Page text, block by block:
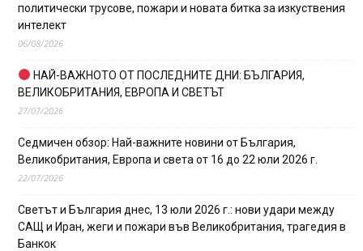
политически трусове, пожари и новата битка за изкуствения
интелект
06/08/2026
НАЙ-ВАЖНОТО ОТ ПОСЛЕДНИТЕ ДНИ: БЪЛГАРИЯ,
ВЕЛИКОБРИТАНИЯ, ЕВРОПА И СВЕТЪТ
27/07/2026
Седмичен обзор: Най-важните новини от България,
Великобритания, Европа и света от 16 до 22 юли 2026 г.
22/07/2026
Светът и България днес, 13 юли 2026 г.: нови удари между
САЩ и Иран, жеги и пожари във Великобритания, трагедия в
Банкок